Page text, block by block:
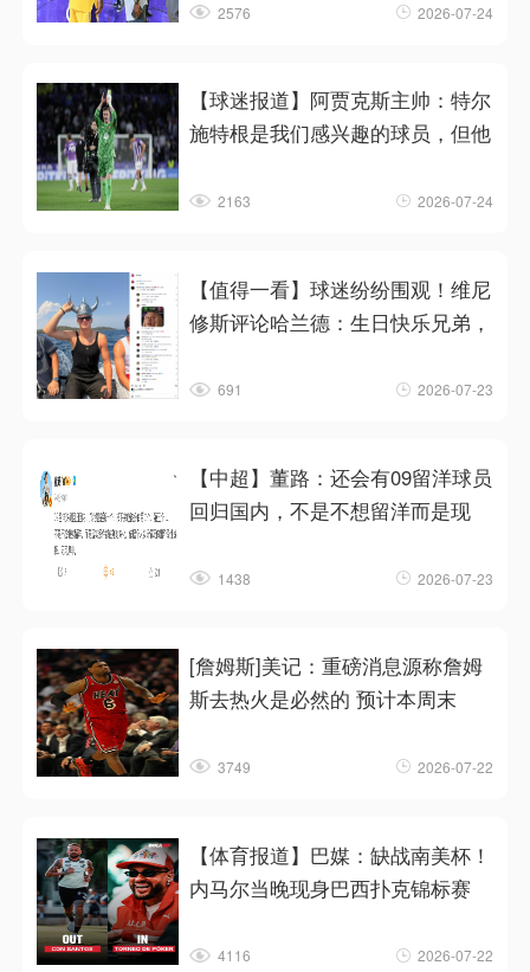
2576 2026-07-24
【球迷报道】阿贾克斯主帅：特尔
施特根是我们感兴趣的球员，但他
2163 2026-07-24
【值得一看】球迷纷纷围观！维尼
修斯评论哈兰德：生日快乐兄弟，
691 2026-07-23
【中超】董路：还会有09留洋球员
回归国内，不是不想留洋而是现
1438 2026-07-23
[詹姆斯]美记：重磅消息源称詹姆
斯去热火是必然的 预计本周末
3749 2026-07-22
【体育报道】巴媒：缺战南美杯！
内马尔当晚现身巴西扑克锦标赛
4116 2026-07-22